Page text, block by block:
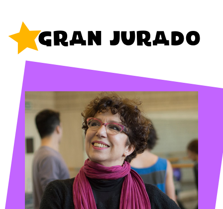
Gran Jurado